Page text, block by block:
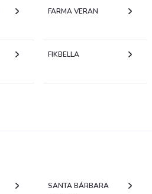
FARMA VERAN
FIKBELLA
SANTA BÁRBARA